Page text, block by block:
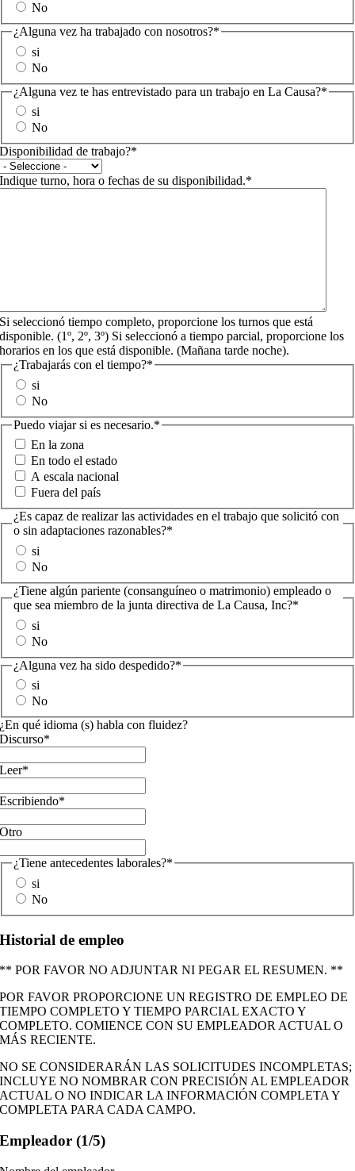
No
¿Alguna vez ha trabajado con nosotros?*
si
No
¿Alguna vez te has entrevistado para un trabajo en La Causa?*
si
No
Disponibilidad de trabajo?*
Indique turno, hora o fechas de su disponibilidad.*
Si seleccionó tiempo completo, proporcione los turnos que está
disponible. (1º, 2º, 3º) Si seleccionó a tiempo parcial, proporcione los
horarios en los que está disponible. (Mañana tarde noche).
¿Trabajarás con el tiempo?*
si
No
Puedo viajar si es necesario.*
En la zona
En todo el estado
A escala nacional
Fuera del país
¿Es capaz de realizar las actividades en el trabajo que solicitó con
o sin adaptaciones razonables?*
si
No
¿Tiene algún pariente (consanguíneo o matrimonio) empleado o
que sea miembro de la junta directiva de La Causa, Inc?*
si
No
¿Alguna vez ha sido despedido?*
si
No
¿En qué idioma (s) habla con fluidez?
Discurso*
Leer*
Escribiendo*
Otro
¿Tiene antecedentes laborales?*
si
No
Historial de empleo
** POR FAVOR NO ADJUNTAR NI PEGAR EL RESUMEN. **
POR FAVOR PROPORCIONE UN REGISTRO DE EMPLEO DE
TIEMPO COMPLETO Y TIEMPO PARCIAL EXACTO Y
COMPLETO. COMIENCE CON SU EMPLEADOR ACTUAL O
MÁS RECIENTE.
NO SE CONSIDERARÁN LAS SOLICITUDES INCOMPLETAS;
INCLUYE NO NOMBRAR CON PRECISIÓN AL EMPLEADOR
ACTUAL O NO INDICAR LA INFORMACIÓN COMPLETA Y
COMPLETA PARA CADA CAMPO.
Empleador (1/5)